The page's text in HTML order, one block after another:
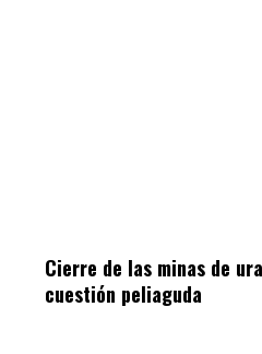
Cierre de las minas de
cuestión peliaguda